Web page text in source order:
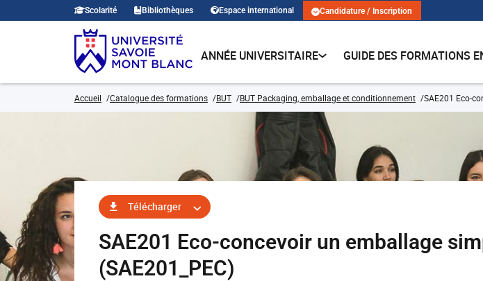
Scolarité Bibliothèques Espace international Candidature / Inscription
ANNÉE UNIVERSITAIRE GUIDE DES FORMATIONS
Accueil Catalogue des formations BUT BUT Packaging, emballage et conditionnement SAE201 Eco-
Télécharger
SAE201 Eco-concevoir un emballage
(SAE201_PEC)